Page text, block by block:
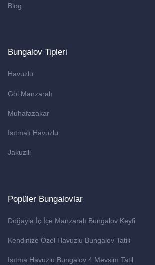
Blog
Bungalov Tipleri
Havuzlu
Göl Manzaralı
Muhafazakar
Isıtmalı Havuzlu
Jakuzili
Popüler Bungalovlar
Doğayla İç İçe Manzaralı Bungalov Keyfi
Kendinize Özel Havuzlu Bungalov Tatili
Isıtma Havuzlu Bungalov 4 Mevsim Tatil